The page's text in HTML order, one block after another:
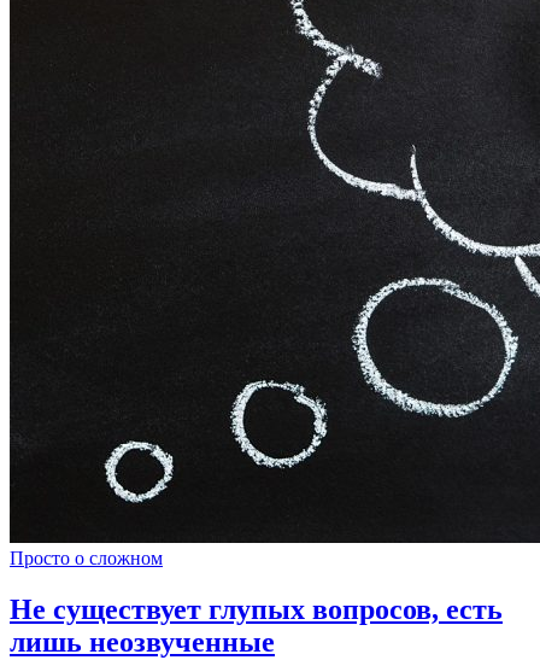
Просто о сложном
Не существует глупых вопросов, есть
лишь неозвученные